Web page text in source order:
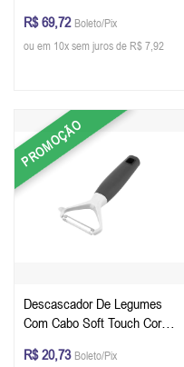
Oxford 1,50 Litros - 33 x 18 x
6,5 cm - Cor Branco
R$ 69,72 Boleto/Pix
ou em 10x sem juros de R$ 7,92
PROMOÇÃO
Descascador De Legumes
Com Cabo Soft Touch Cor
R$ 20,73 Boleto/Pix